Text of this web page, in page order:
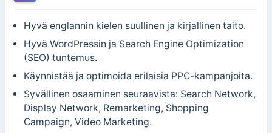
Hyvä englannin kielen suullinen ja kirjallinen taito.
Hyvä WordPressin ja Search Engine Optimization
(SEO) tuntemus.
Käynnistää ja optimoida erilaisia PPC-kampanjoita.
Syvällinen osaaminen seuraavista: Search Network,
Display Network, Remarketing, Shopping
Campaign, Video Marketing.